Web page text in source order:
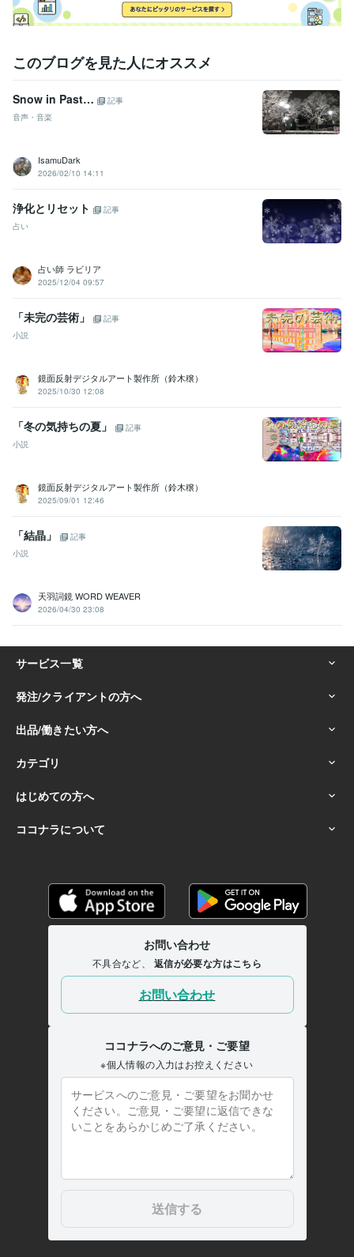
このブログを見た人にオススメ
Snow in Past…
記事
音声・音楽
IsamuDark
2026/02/10 14:11
浄化とリセット
記事
占い
占い師 ラビリア
2025/12/04 09:57
「未完の芸術」
記事
小説
鏡面反射デジタルアート製作所（鈴木穣）
2025/10/30 12:08
「冬の気持ちの夏」
記事
小説
鏡面反射デジタルアート製作所（鈴木穣）
2025/09/01 12:46
「結晶」
記事
小説
天羽詞鏡 WORD WEAVER
2026/04/30 23:08